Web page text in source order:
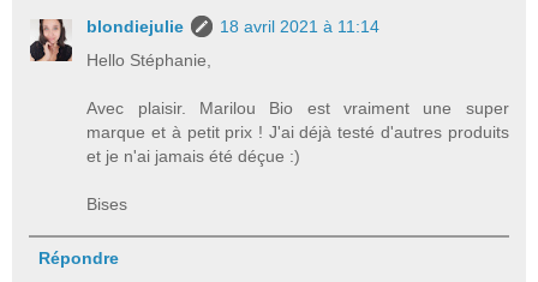
blondiejulie
18 avril 2021 à 11:14
Hello Stéphanie,
Avec plaisir. Marilou Bio est vraiment une super
marque et à petit prix ! J'ai déjà testé d'autres produits
et je n'ai jamais été déçue :)
Bises
Répondre